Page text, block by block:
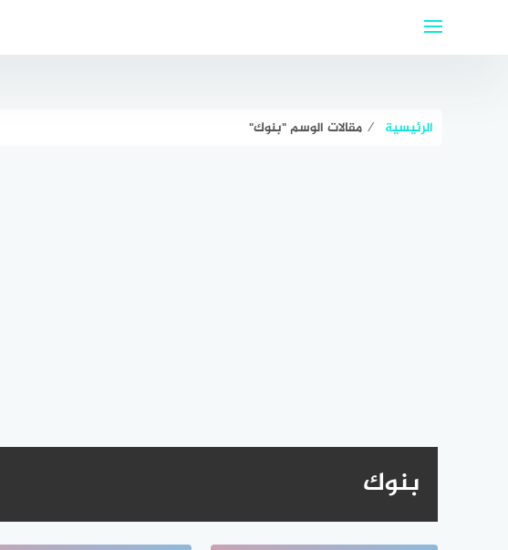
الرئيسية ⁄ مقالات الوسم "بنوك"
بنوك